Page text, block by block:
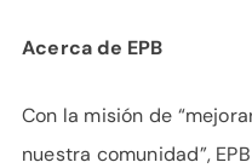
Acerca de EPB
Con la misión de
nuestra comunidad”,